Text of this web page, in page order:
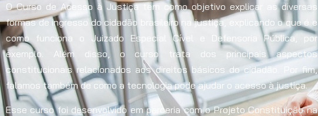
O Curso de Acesso à Justiça tem como objetivo explicar as diversas
formas de ingresso do cidadão brasileiro na justiça, explicando o que é e
como funciona o Juizado Especial Cível e Defensoria Pública, por
exemplo. Além disso, o curso trata dos principais aspectos
constitucionais relacionados aos direitos básicos do cidadão. Por fim,
falamos também de como a tecnologia pode ajudar o acesso à justiça.
Esse curso foi desenvolvido em parceria com o Projeto Constituição na